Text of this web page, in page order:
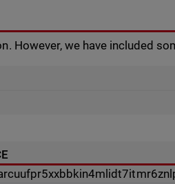
However, we have included